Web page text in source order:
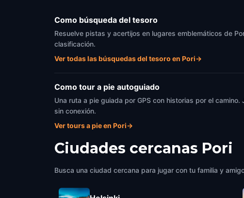
Como búsqueda del tesoro
Resuelve pistas y acertijos en lugares emblemáticos de
clasificación.
Ver todas las búsquedas del tesoro en Pori→
Como tour a pie autoguiado
Una ruta a pie guiada por GPS con historias por el
sin conexión.
Ver tours a pie en Pori→
Ciudades cercanas Pori
Busca una ciudad cercana para jugar con tu familia y